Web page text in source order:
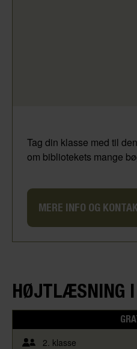
Tag din klasse med til
om bibliotekets mange
MERE INFO OG
HØJTLÆSNING I
2. klasse